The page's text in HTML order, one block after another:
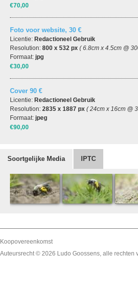
€70,00
Foto voor website, 30 €
Licentie: Redactioneel Gebruik
Resolution: 800 x 532 px ( 6.8cm x 4.5cm @
Formaat: jpg
€30,00
Cover 90 €
Licentie: Redactioneel Gebruik
Resolution: 2835 x 1887 px ( 24cm x 16cm @
Formaat: jpeg
€90,00
Soortgelijke Media IPTC
Koopovereenkomst
Auteursrecht © 2026 Ludo Goossens, alle rechten